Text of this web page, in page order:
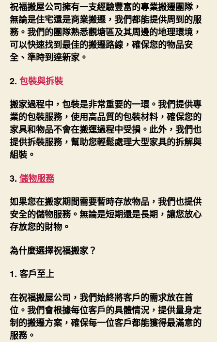
祝福搬屋公司擁有一支經驗豐富的專業搬遷團隊，
無論是住宅還是商業搬遷，我們都能提供周到的服
務。我們的團隊熟悉觀塘區及其周邊的地理環境，
可以快速找到最佳的搬遷路線，確保您的物品安
全、準時到達新家。
2. 包裝與拆裝
搬家過程中，包裝是非常重要的一環。我們提供專
業的包裝服務，使用高品質的包裝材料，確保您的
家具和物品不會在搬運過程中受損。此外，我們也
提供拆裝服務，幫助您輕鬆處理大型家具的拆解與
組裝。
3. 儲物服務
如果您在搬家期間需要暫時存放物品，我們也提供
安全的儲物服務。無論是短期還是長期，讓您放心
存放您的財物。
為什麼選擇祝福搬家？
1. 客戶至上
在祝福搬屋公司，我們始終將客戶的需求放在首
位。我們會根據每位客戶的具體情況，提供量身定
制的搬遷方案，確保每一位客戶都能獲得最滿意的
服務。